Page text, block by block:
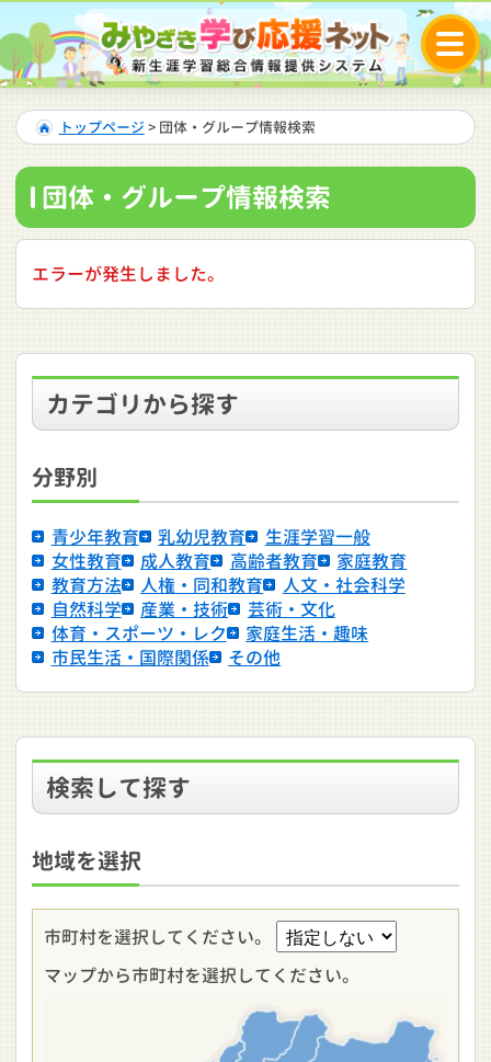
トップページ > 団体・グループ情報検索
団体・グループ情報検索
エラーが発生しました。
カテゴリから探す
分野別
青少年教育 乳幼児教育
生涯学習一般
女性教育
成人教育 高齢者教育
家庭教育
教育方法
人権・同和教育
人文・社会科学
自然科学
産業・技術
芸術・文化
体育・スポーツ・レク
家庭生活・趣味
市民生活・国際関係
その他
検索して探す
地域を選択
市町村を選択してください。
マップから市町村を選択してください。